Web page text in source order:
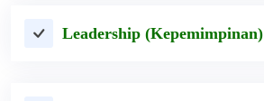
Leadership (Kepemimpinan)